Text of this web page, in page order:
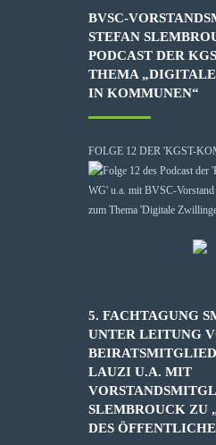
BVSC-
STEFAN
PODCAST DER
THEMA
IN KOMMUNEN“
FOLGE 12 DER 'KGST-
5. FACHTAGUNG
UNTER LEITUNG
LAUZI U.A. MIT
SLEMBROUCK ZU
DES